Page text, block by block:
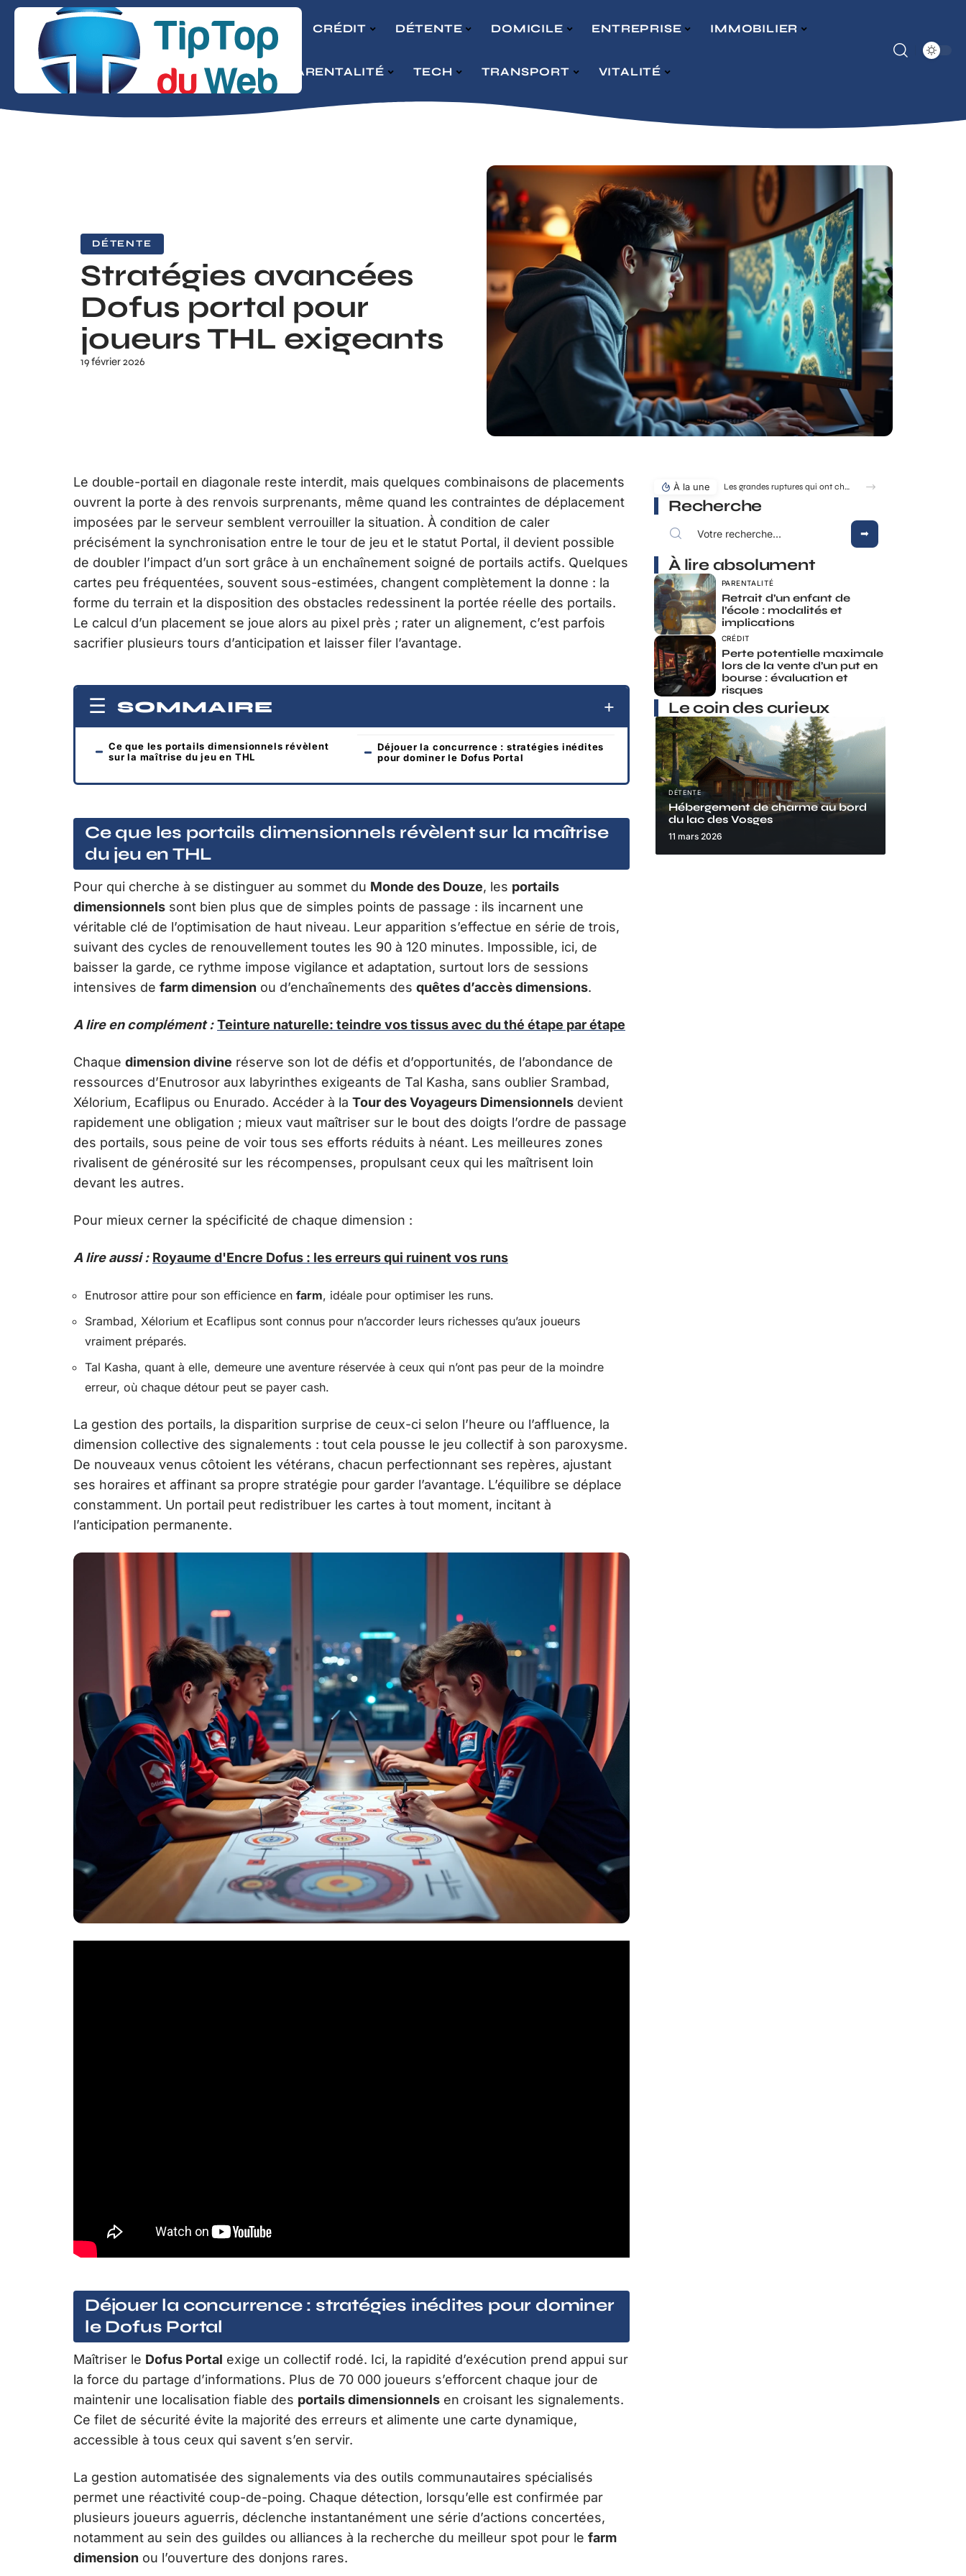
CONSEILS CRÉDIT DÉTENTE DOMICILE ENTREPRISE IMMOBILIER
MODE PARENTALITÉ TECH TRANSPORT VITALITÉ
DÉTENTE
Stratégies avancées
Dofus portal pour
joueurs THL exigeants
19 février 2026
Le double-portail en diagonale reste interdit, mais quelques combinaisons de placements
ouvrent la porte à des renvois surprenants, même quand les contraintes de déplacement
imposées par le serveur semblent verrouiller la situation. À condition de caler
précisément la synchronisation entre le tour de jeu et le statut Portal, il devient possible
de doubler l’impact d’un sort grâce à un enchaînement soigné de portails actifs. Quelques
cartes peu fréquentées, souvent sous-estimées, changent complètement la donne : la
forme du terrain et la disposition des obstacles redessinent la portée réelle des portails.
Le calcul d’un placement se joue alors au pixel près ; rater un alignement, c’est parfois
sacrifier plusieurs tours d’anticipation et laisser filer l’avantage.
SOMMAIRE
Ce que les portails dimensionnels révèlent
sur la maîtrise du jeu en THL
Déjouer la concurrence : stratégies inédites
pour dominer le Dofus Portal
Ce que les portails dimensionnels révèlent sur la maîtrise
du jeu en THL
Pour qui cherche à se distinguer au sommet du Monde des Douze, les portails
dimensionnels sont bien plus que de simples points de passage : ils incarnent une
véritable clé de l’optimisation de haut niveau. Leur apparition s’effectue en série de trois,
suivant des cycles de renouvellement toutes les 90 à 120 minutes. Impossible, ici, de
baisser la garde, ce rythme impose vigilance et adaptation, surtout lors de sessions
intensives de farm dimension ou d’enchaînements des quêtes d’accès dimensions.
A lire en complément : Teinture naturelle: teindre vos tissus avec du thé étape par étape
Chaque dimension divine réserve son lot de défis et d’opportunités, de l’abondance de
ressources d’Enutrosor aux labyrinthes exigeants de Tal Kasha, sans oublier Srambad,
Xélorium, Ecaflipus ou Enurado. Accéder à la Tour des Voyageurs Dimensionnels devient
rapidement une obligation ; mieux vaut maîtriser sur le bout des doigts l’ordre de passage
des portails, sous peine de voir tous ses efforts réduits à néant. Les meilleures zones
rivalisent de générosité sur les récompenses, propulsant ceux qui les maîtrisent loin
devant les autres.
Pour mieux cerner la spécificité de chaque dimension :
A lire aussi : Royaume d'Encre Dofus : les erreurs qui ruinent vos runs
Enutrosor attire pour son efficience en farm, idéale pour optimiser les runs.
Srambad, Xélorium et Ecaflipus sont connus pour n’accorder leurs richesses qu’aux joueurs
vraiment préparés.
Tal Kasha, quant à elle, demeure une aventure réservée à ceux qui n’ont pas peur de la moindre
erreur, où chaque détour peut se payer cash.
La gestion des portails, la disparition surprise de ceux-ci selon l’heure ou l’affluence, la
dimension collective des signalements : tout cela pousse le jeu collectif à son paroxysme.
De nouveaux venus côtoient les vétérans, chacun perfectionnant ses repères, ajustant
ses horaires et affinant sa propre stratégie pour garder l’avantage. L’équilibre se déplace
constamment. Un portail peut redistribuer les cartes à tout moment, incitant à
l’anticipation permanente.
Déjouer la concurrence : stratégies inédites pour dominer
le Dofus Portal
Maîtriser le Dofus Portal exige un collectif rodé. Ici, la rapidité d’exécution prend appui sur
la force du partage d’informations. Plus de 70 000 joueurs s’efforcent chaque jour de
maintenir une localisation fiable des portails dimensionnels en croisant les signalements.
Ce filet de sécurité évite la majorité des erreurs et alimente une carte dynamique,
accessible à tous ceux qui savent s’en servir.
La gestion automatisée des signalements via des outils communautaires spécialisés
permet une réactivité coup-de-poing. Chaque détection, lorsqu’elle est confirmée par
plusieurs joueurs aguerris, déclenche instantanément une série d’actions concertées,
notamment au sein des guildes ou alliances à la recherche du meilleur spot pour le farm
dimension ou l’ouverture des donjons rares.
À la une Les grandes ruptures qui ont changé la dynastie des rois de France
Recherche
À lire absolument
PARENTALITÉ
Retrait d’un enfant de
l’école : modalités et
implications
CRÉDIT
Perte potentielle maximale
lors de la vente d’un put en
bourse : évaluation et
risques
Le coin des curieux
DÉTENTE
Hébergement de charme au bord
du lac des Vosges
11 mars 2026